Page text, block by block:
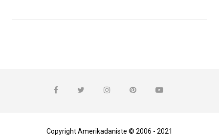
Copyright Amerikadaniste © 2006 - 2021